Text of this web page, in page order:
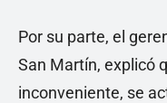
Por su parte, el
San Martín, explicó
inconveniente, se